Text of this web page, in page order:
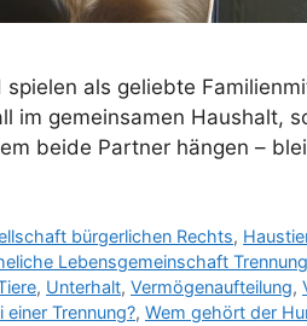
als geliebte
im gemeinsamen Haushalt,
beide Partner hängen –
bürgerlichen Rechts,
Lebensgemeinschaft
, Unterhalt, Vermögenaufteilung,
Trennung?, Wem gehört der